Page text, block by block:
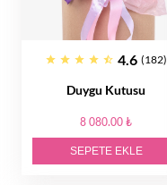
4.6 (182)
Duygu Kutusu
8 080.00 ₺
SEPETE EKLE